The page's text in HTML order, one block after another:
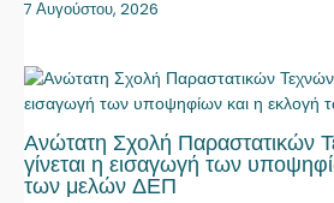
7 Αυγούστου, 2026
Ανώτατη Σχολή Παραστατικών
γίνεται η εισαγωγή των
των μελών ΔΕΠ